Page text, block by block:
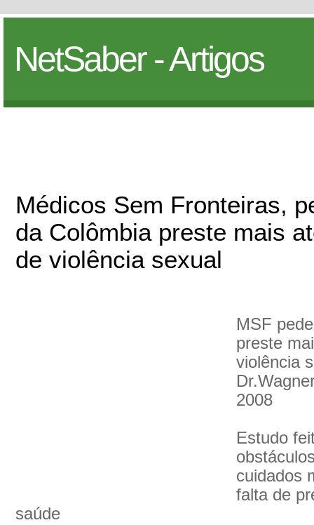
NetSaber - Artigos
Médicos Sem Fronteiras,
da Colômbia preste mais
de violência sexual
MSF
preste
violência
2008
Estudo
cuidados
falta de
saúde